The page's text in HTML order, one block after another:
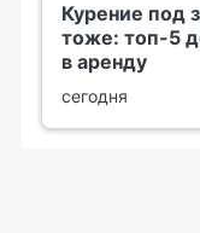
Курение под
тоже: топ-5
в аренду
сегодня